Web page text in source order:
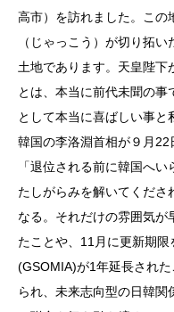
高市）を訪れました。この
（じゃっこう）が切り拓
土地であります。天皇陛下
とは、本当に前代未聞の事
として本当に喜ばしい事と
韓国の李洛淵首相が９月22
「退位される前に韓国へ
たしがらみを解いてくださ
なる。それだけの雰囲気が
たことや、11月に更新期
(GSOMIA)が1年延長され
られ、未来志向型の日韓